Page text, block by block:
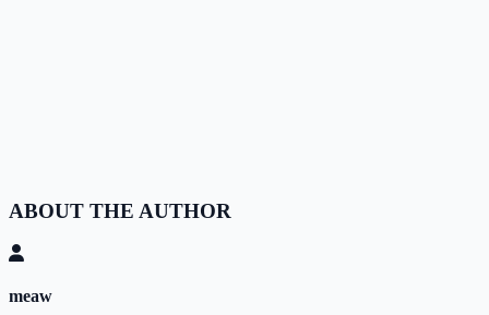
ABOUT THE AUTHOR
meaw